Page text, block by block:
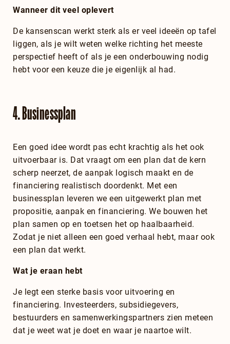
Wanneer dit veel oplevert
De kansenscan werkt sterk als er veel ideeën op tafel
liggen, als je wilt weten welke richting het meeste
perspectief heeft of als je een onderbouwing nodig
hebt voor een keuze die je eigenlijk al had.
4. Businessplan
Een goed idee wordt pas echt krachtig als het ook
uitvoerbaar is. Dat vraagt om een plan dat de kern
scherp neerzet, de aanpak logisch maakt en de
financiering realistisch doordenkt. Met een
businessplan leveren we een uitgewerkt plan met
propositie, aanpak en financiering. We bouwen het
plan samen op en toetsen het op haalbaarheid.
Zodat je niet alleen een goed verhaal hebt, maar ook
een plan dat werkt.
Wat je eraan hebt
Je legt een sterke basis voor uitvoering en
financiering. Investeerders, subsidiegevers,
bestuurders en samenwerkingspartners zien meteen
dat je weet wat je doet en waar je naartoe wilt.